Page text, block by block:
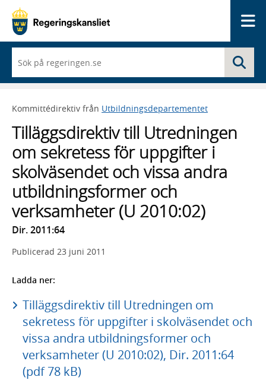
du
börjar
skriva
framträder
lista
med
sökförslag
Kommittédirektiv från Utbildningsdepartementet
Tilläggsdirektiv till Utredningen
om sekretess för uppgifter i
skolväsendet och vissa andra
utbildningsformer och
verksamheter (U 2010:02)
Dir. 2011:64
Publicerad 23 juni 2011
Ladda ner:
Tilläggsdirektiv till Utredningen om
sekretess för uppgifter i skolväsendet och
vissa andra utbildningsformer och
verksamheter (U 2010:02), Dir. 2011:64
(pdf 78 kB)